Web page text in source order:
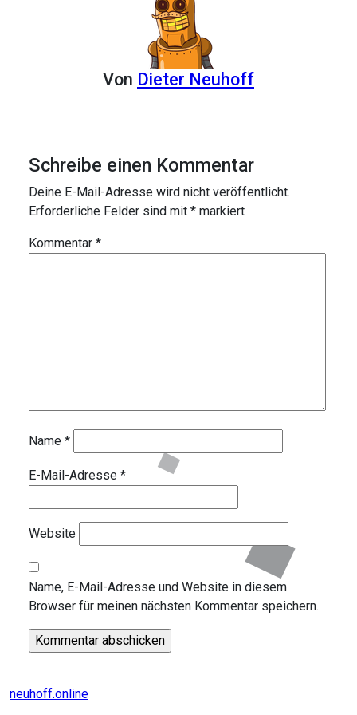
Von Dieter Neuhoff
Schreibe einen Kommentar
Deine E-Mail-Adresse wird nicht veröffentlicht.
Erforderliche Felder sind mit * markiert
Kommentar *
Name *
E-Mail-Adresse *
Website
Name, E-Mail-Adresse und Website in diesem
Browser für meinen nächsten Kommentar speichern.
neuhoff.online